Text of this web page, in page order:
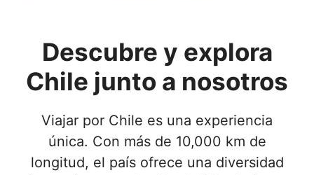
Descubre y explora
Chile junto a nosotros
Viajar por Chile es una experiencia
única. Con más de 10,000 km de
longitud, el país ofrece una diversidad